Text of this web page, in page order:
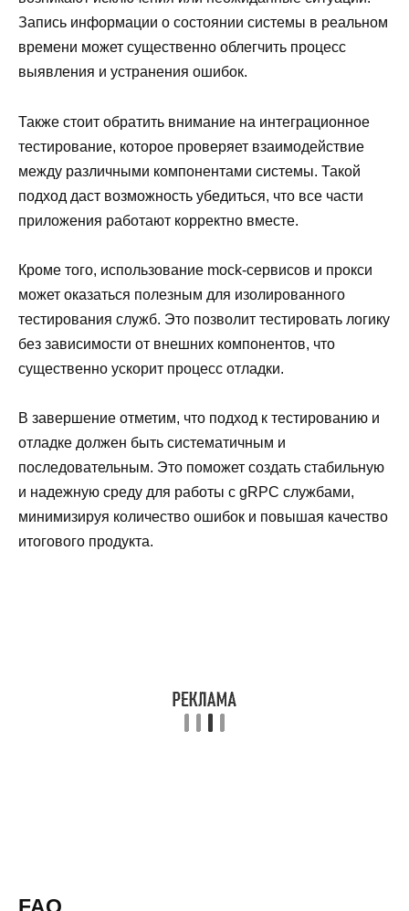
Запись информации о состоянии системы в реальном
времени может существенно облегчить процесс
выявления и устранения ошибок.
Также стоит обратить внимание на интеграционное
тестирование, которое проверяет взаимодействие
между различными компонентами системы. Такой
подход даст возможность убедиться, что все части
приложения работают корректно вместе.
Кроме того, использование mock-сервисов и прокси
может оказаться полезным для изолированного
тестирования служб. Это позволит тестировать логику
без зависимости от внешних компонентов, что
существенно ускорит процесс отладки.
В завершение отметим, что подход к тестированию и
отладке должен быть систематичным и
последовательным. Это поможет создать стабильную
и надежную среду для работы с gRPC службами,
минимизируя количество ошибок и повышая качество
итогового продукта.